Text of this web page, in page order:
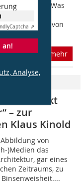
Captcha ⇗
an!
Analyse,
Oder anders: Was
groß, weil es von
mehr
Architekt
– zur
Klaus Kinold
von
)Medien das
gar eines
Zeitraums, zu